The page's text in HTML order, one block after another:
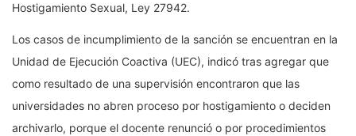
Hostigamiento Sexual, Ley 27942.
Los casos de incumplimiento de la sanción se encuentran en la
Unidad de Ejecución Coactiva (UEC), indicó tras agregar que
como resultado de una supervisión encontraron que las
universidades no abren proceso por hostigamiento o deciden
archivarlo, porque el docente renunció o por procedimientos